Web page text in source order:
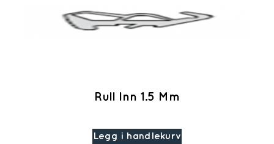
Rull Inn 1.5 Mm
Legg i handlekurv